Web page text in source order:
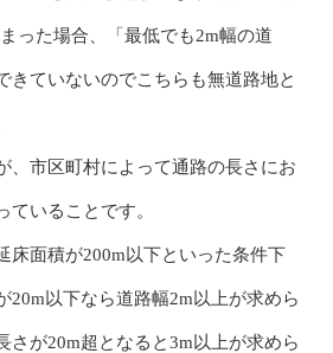
った場合、「最低でも2m幅の道
きていないのでこちらも無道路地と
、市区町村によって通路の長さにお
ていることです。
床面積が200m以下といった条件下
20m以下なら道路幅2m以上が求めら
さが20m超となると3m以上が求めら